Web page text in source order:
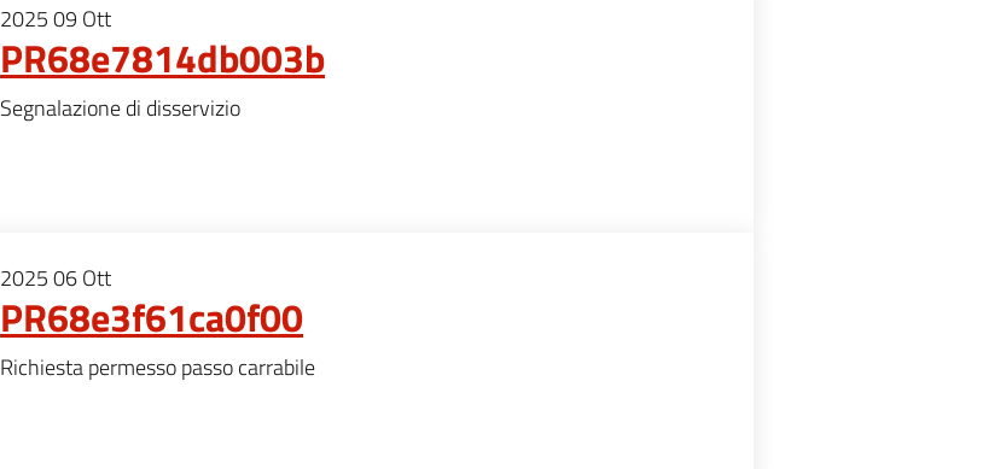
202509 Ott
PR68e7814db003b
Segnalazione di disservizio
202506Ott
PR68e3f61ca0f00
Richiesta permesso passo carrabile